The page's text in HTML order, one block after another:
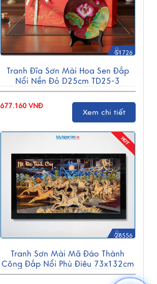
51726
Tranh Đĩa Sơn Mài Hoa Sen Đắp
Nổi Nền Đỏ D25cm TD25-3
677.160 VNĐ
Xem chi tiết
28556
Tranh Sơn Mài Mã Đáo Thành
Công Đắp Nổi Phù Điêu 73x132cm
TSM7138-3